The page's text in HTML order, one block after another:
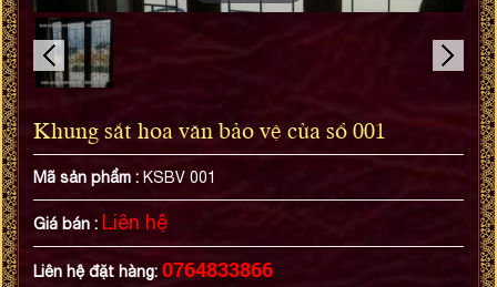
Khung sắt hoa văn bảo vệ cửa sổ 001
Mã sản phẩm : KSBV 001
Giá bán : Liên hệ
Liên hệ đặt hàng: 0764833866